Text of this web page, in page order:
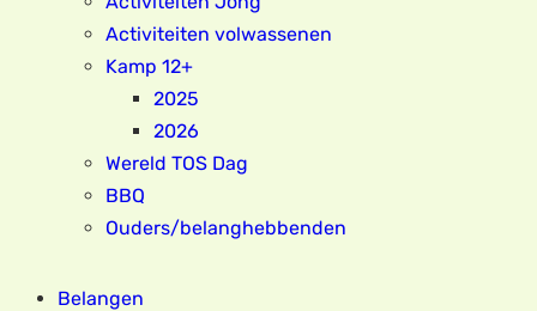
Activiteiten volwassenen
Kamp 12+
2025
2026
Wereld TOS Dag
BBQ
Ouders/belanghebbenden
Belangen